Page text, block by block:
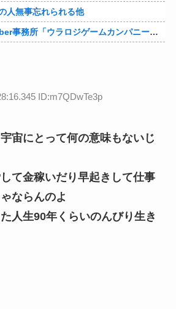
人無事忘れられる他
【Vtuber】新世代VTuber事務所「ウラロジゲームカンパニー」より、ゲームの世界から“逆異世界転生”した5名が8月19日にデビュー！他
ID:m7QDwTe3p
宙にとって何の意味もないじ
て金稼いだり早起きして仕事
ならんのよ
人生90年くらいのんびり生き